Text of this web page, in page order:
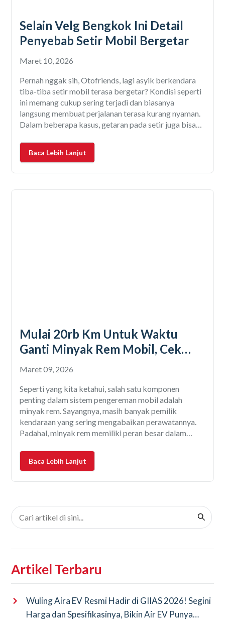
Selain Velg Bengkok Ini Detail
Penyebab Setir Mobil Bergetar
Maret 10, 2026
Pernah nggak sih, Otofriends, lagi asyik berkendara
tiba-tiba setir mobil terasa bergetar? Kondisi seperti
ini memang cukup sering terjadi dan biasanya
langsung membuat perjalanan terasa kurang nyaman.
Dalam beberapa kasus, getaran pada setir juga bisa
Sayangnya, masih banyak pengemudi yang
menganggap getaran setir sebagai hal sepele.
Baca Lebih Lanjut
Mulai 20rb Km Untuk Waktu
Ganti Minyak Rem Mobil, Cek
Detailnya
Maret 09, 2026
Seperti yang kita ketahui, salah satu komponen
penting dalam sistem pengereman mobil adalah
minyak rem. Sayangnya, masih banyak pemilik
kendaraan yang sering mengabaikan perawatannya.
Padahal, minyak rem memiliki peran besar dalam
bekerja saat mobil digunakan. Jika kualitas minyak
rem mulai menurun, performa pengereman juga akan
Baca Lebih Lanjut
Artikel Terbaru
Wuling Aira EV Resmi Hadir di GIIAS 2026! Segini
Harga dan Spesifikasinya, Bikin Air EV Punya